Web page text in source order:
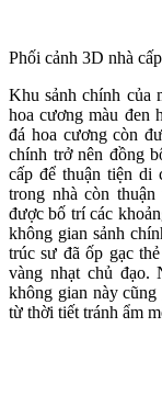
Phối cảnh 3D nhà
Khu sảnh chính của
hoa cương màu đen
đá hoa cương còn
chính trở nên đồng
cấp để thuận tiện
trong nhà còn
được bố trí các
không gian sảnh
trúc sư đã ốp gạc
vàng nhạt chủ đạo.
không gian này
từ thời tiết tránh ẩm